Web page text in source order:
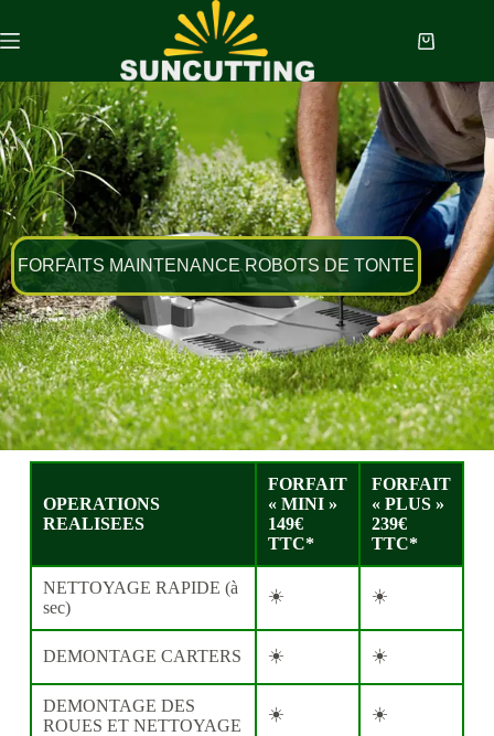
FORFAITS MAINTENANCE ROBOTS DE TONTE
OPERATIONS
REALISEES
FORFAIT
« MINI »
149€
TTC*
FORFAIT
« PLUS »
239€
TTC*
NETTOYAGE RAPIDE (à
sec)
☀️ ☀️
DEMONTAGE CARTERS ☀️ ☀️
DEMONTAGE DES
ROUES ET NETTOYAGE
☀️ ☀️